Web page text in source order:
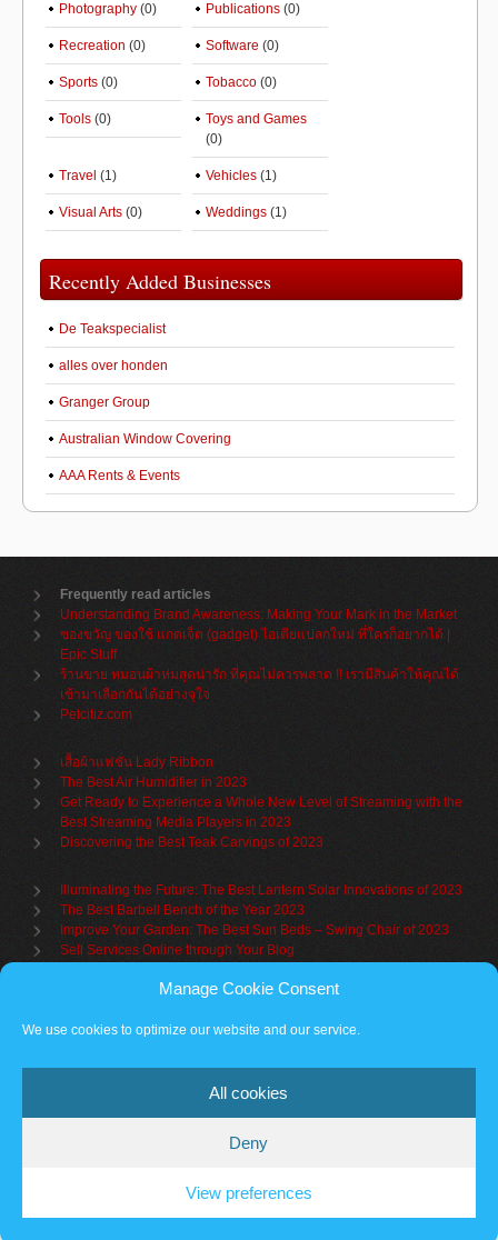
Manage Cookie Consent
We use cookies to optimize our website and our service.
All cookies
Deny
View preferences
Photography (0) Publications (0)
Recreation (0) Software (0)
Sports (0) Tobacco (0)
Tools (0)
Toys and Games
(0)
Travel (1) Vehicles (1)
Visual Arts (0) Weddings (1)
Recently Added Businesses
De Teakspecialist
alles over honden
Granger Group
Australian Window Covering
AAA Rents & Events
Frequently read articles
Understanding Brand Awareness: Making Your Mark in the Market
ของขวัญ ของใช้ แกดเจ็ต (gadget) ไอเดียแปลกใหม่ ที่ใครก็อยากได้ |
Epic Stuff
ร้านขาย หมอนผ้าห่มสุดน่ารัก ที่คุณไม่ควรพลาด !! เรามีสินค้าให้คุณได้
เข้ามาเลือกกันได้อย่างจุใจ
Petcitiz.com
เสื้อผ้าแฟชั่น Lady Ribbon
The Best Air Humidifier in 2023
Get Ready to Experience a Whole New Level of Streaming with the
Best Streaming Media Players in 2023
Discovering the Best Teak Carvings of 2023
Illuminating the Future: The Best Lantern Solar Innovations of 2023
The Best Barbell Bench of the Year 2023
Improve Your Garden: The Best Sun Beds – Swing Chair of 2023
Sell Services Online through Your Blog
Understanding Brand Awareness: Making Your Mark in the Market
The Benefits of a Towel Warmer: Keep Yourself Cozy Even on the
Vantage Theme– Powered byWordPress